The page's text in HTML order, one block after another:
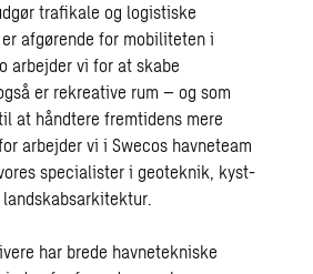
trafikale og logistiske
afgørende for mobiliteten i
arbejder vi for at skabe
er rekreative rum – og som
at håndtere fremtidens mere
arbejder vi i Swecos havneteam
specialister i geoteknik, kyst-
har brede havnetekniske